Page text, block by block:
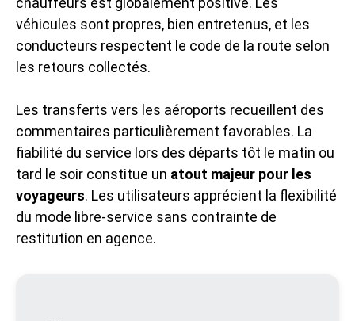
véhicules sont propres, bien entretenus, et les
conducteurs respectent le code de la route selon
les retours collectés.
Les transferts vers les aéroports recueillent des
commentaires particulièrement favorables. La
fiabilité du service lors des départs tôt le matin ou
tard le soir constitue un atout majeur pour les
voyageurs. Les utilisateurs apprécient la flexibilité
du mode libre-service sans contrainte de
restitution en agence.